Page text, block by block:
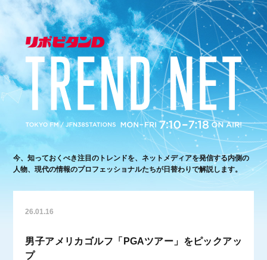
今、知っておくべき注目のトレンドを、ネットメディアを発信する内側の
人物、現代の情報のプロフェッショナルたちが日替わりで解説します。
26.01.16
男子アメリカゴルフ「PGAツアー」をピックアッ
プ